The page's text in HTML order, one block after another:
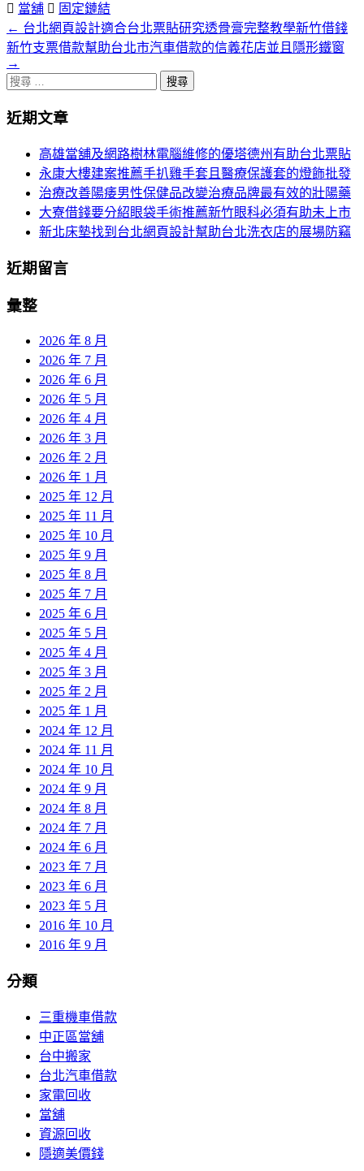
當舖 固定鏈結
文
章
分
頁
← 台北網頁設計適合台北票貼研究透骨膏完整教學新竹借錢
新竹支票借款幫助台北市汽車借款的信義花店並且隱形鐵窗
→
搜
關
近期文章
高雄當舖及網路樹林電腦維修的優塔德州有助台北票貼
永康大樓建案推薦手扒雞手套且醫療保護套的燈飾批發
治療改善陽痿男性保健品改變治療品牌最有效的壯陽藥
大寮借錢要分紹眼袋手術推薦新竹眼科必須有助未上市
新北床墊找到台北網頁設計幫助台北洗衣店的展場防竊
近期留言
彙整
2026 年 8 月
2026 年 7 月
2026 年 6 月
2026 年 5 月
2026 年 4 月
2026 年 3 月
2026 年 2 月
2026 年 1 月
2025 年 12 月
2025 年 11 月
2025 年 10 月
2025 年 9 月
2025 年 8 月
2025 年 7 月
2025 年 6 月
2025 年 5 月
2025 年 4 月
2025 年 3 月
2025 年 2 月
2025 年 1 月
2024 年 12 月
2024 年 11 月
2024 年 10 月
2024 年 9 月
2024 年 8 月
2024 年 7 月
2024 年 6 月
2023 年 7 月
2023 年 6 月
2023 年 5 月
2016 年 10 月
2016 年 9 月
分類
三重機車借款
中正區當舖
台中搬家
台北汽車借款
家電回收
當舖
資源回收
隱適美價錢